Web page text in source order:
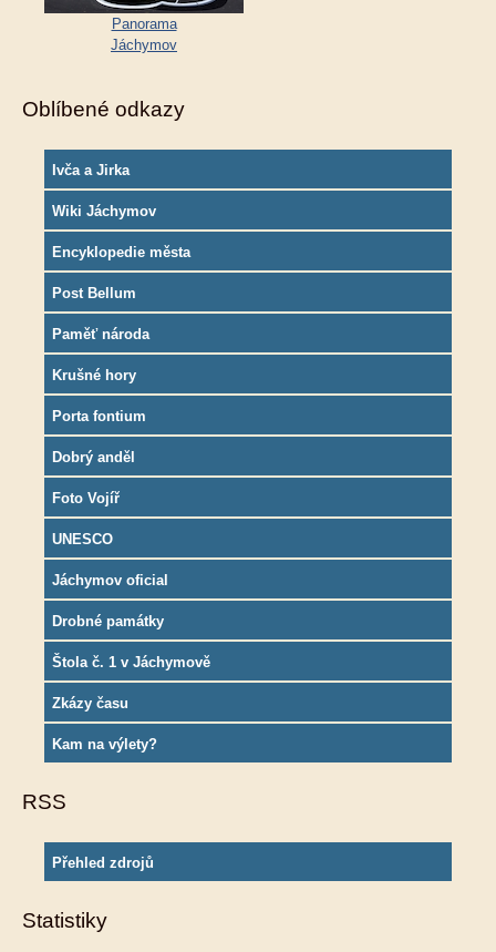
Panorama
Jáchymov
Oblíbené odkazy
Ivča a Jirka
Wiki Jáchymov
Encyklopedie města
Post Bellum
Paměť národa
Krušné hory
Porta fontium
Dobrý anděl
Foto Vojíř
UNESCO
Jáchymov oficial
Drobné památky
Štola č. 1 v Jáchymově
Zkázy času
Kam na výlety?
RSS
Přehled zdrojů
Statistiky